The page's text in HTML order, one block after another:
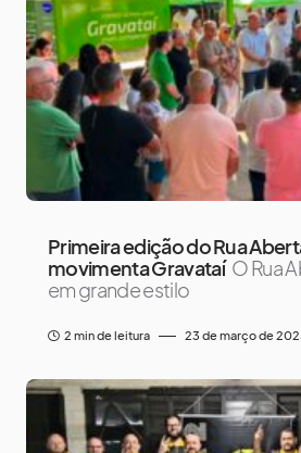
Primeira edição do Rua
movimenta Gravataí O Rua
em grande estilo
2 min de leitura 23 de março de